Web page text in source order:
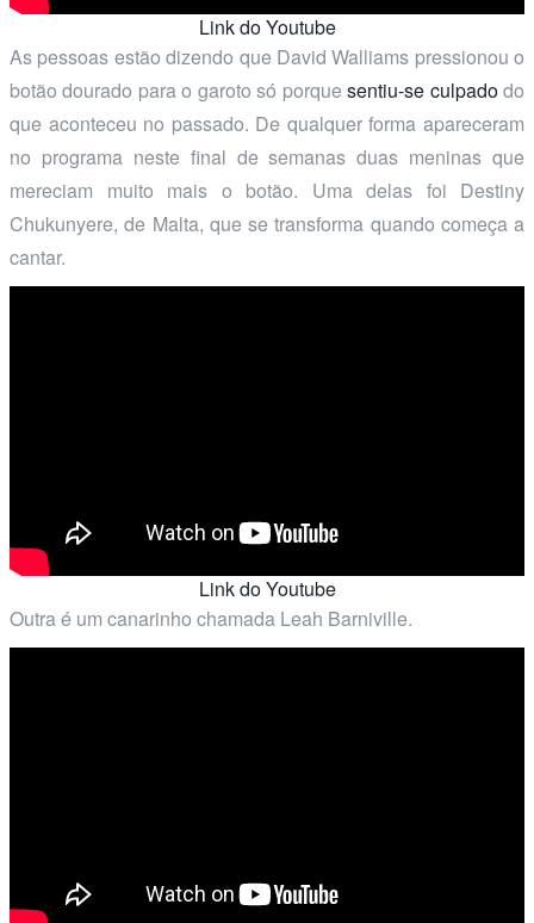
Link do Youtube
As pessoas estão dizendo que David Walliams pressionou o
botão dourado para o garoto só porquesentiu-se culpadodo
que aconteceu no passado. De qualquer forma apareceram
no programa neste final de semanas duas meninas que
mereciam muito mais o botão. Uma delas foi Destiny
Chukunyere, de Malta, que se transforma quando começa a
cantar.
Link do Youtube
Outra é um canarinho chamada Leah Barniville.